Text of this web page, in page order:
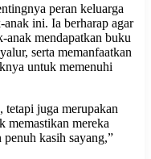
peran keluarga
ini. Ia berharap agar
anak mendapatkan buku
serta memanfaatkan
untuk memenuhi
tetapi juga merupakan
memastikan mereka
kasih sayang,”